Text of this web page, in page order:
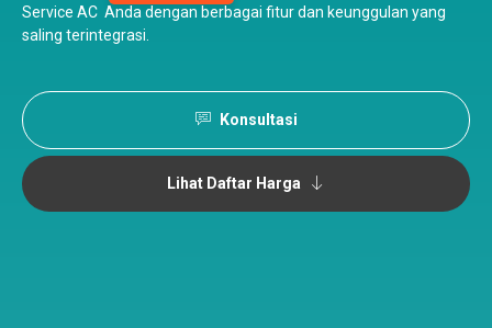
Service AC Anda dengan berbagai fitur dan keunggulan yang
saling terintegrasi.
Konsultasi
Lihat Daftar Harga